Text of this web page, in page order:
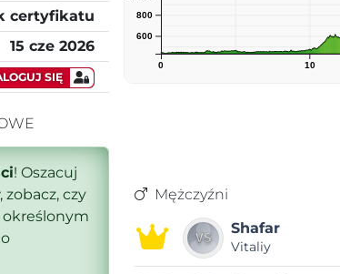
certyfikatu
15 cze 2026
SIĘ
! Oszacuj
czy
określonym
0 10
600
800
Mężczyźni
Shafar
Vitaliy